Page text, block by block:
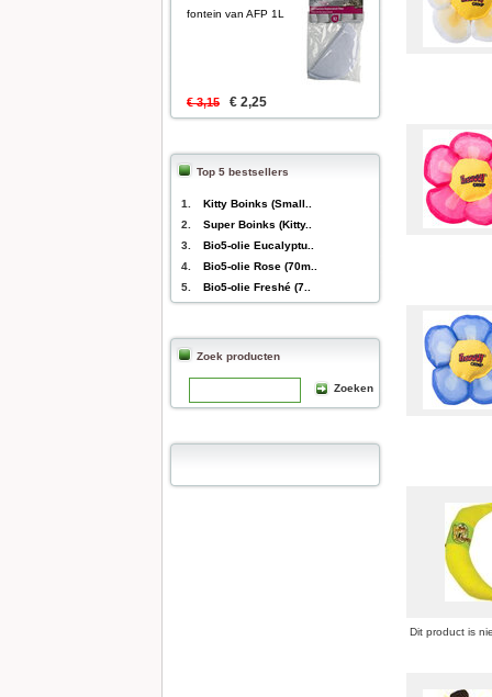
fontein van AFP 1L
€ 3,15 € 2,25
Top 5 bestsellers
1.
Kitty Boinks (Small..
2.
Super Boinks (Kitty..
3.
Bio5-olie Eucalyptu..
4.
Bio5-olie Rose (70m..
5.
Bio5-olie Freshé (7..
Zoek producten
Zoeken
Dit product is